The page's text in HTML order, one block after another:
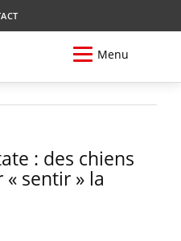
Menu
: des chiens
sentir » la